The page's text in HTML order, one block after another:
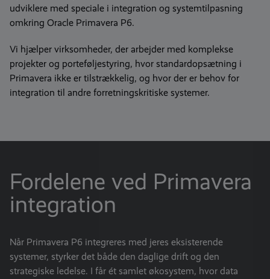
udviklere med speciale i integration og systemtilpasning
omkring Oracle Primavera P6.
Vi hjælper virksomheder, der arbejder med komplekse
projekter og porteføljestyring, hvor standardopsætning i
Primavera ikke er tilstrækkelig, og hvor der er behov for
integration til andre forretningskritiske systemer.
Fordelene ved Primavera
integration
Når Primavera P6 integreres med jeres eksisterende
systemer, styrker det både den daglige drift og den
strategiske ledelse. I får ét samlet økosystem, hvor data